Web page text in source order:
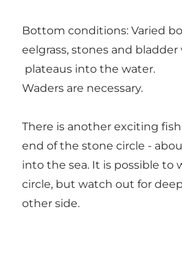
Bottom conditions: Varied
eelgrass, stones and bladder
plateaus into the water.
Waders are necessary.
There is another exciting
end of the stone circle -
into the sea. It is possible to
circle, but watch out for
other side.